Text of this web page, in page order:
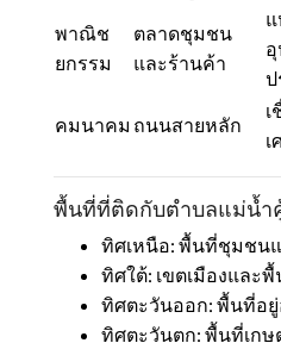
พาณิช
ยกรรม
ตลาดชุมชน
และร้านค้า
ป
คมนาคม ถนนสายหลัก
เ
พื้นที่ที่ติดกับตำบลแม่น้ำ
ทิศเหนือ: พื้นที่ชุมชน
ทิศใต้: เขตเมืองและ
ทิศตะวันออก: พื้นที่อ
ทิศตะวันตก: พื้นที่เกษ